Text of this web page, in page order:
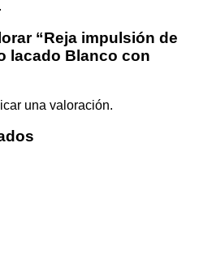
“Reja impulsión de
lacado Blanco con
una valoración.